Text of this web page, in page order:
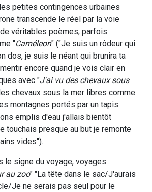
petites contingences urbaines
transcende le réel par la voie
véritables poèmes, parfois
"Caméleon" ("Je suis un rôdeur qui
dos, je suis le néant qui brunira ta
encore quand je vois clair en
avec "J'ai vu des chevaux sous
chevaux sous la mer libres comme
montagnes portés par un tapis
emplis d'eau j'allais bientôt
touchais presque au but je remonte
vides").
le signe du voyage, voyages
au zoo" "La tête dans le sac/J'aurais
Je ne serais pas seul pour le